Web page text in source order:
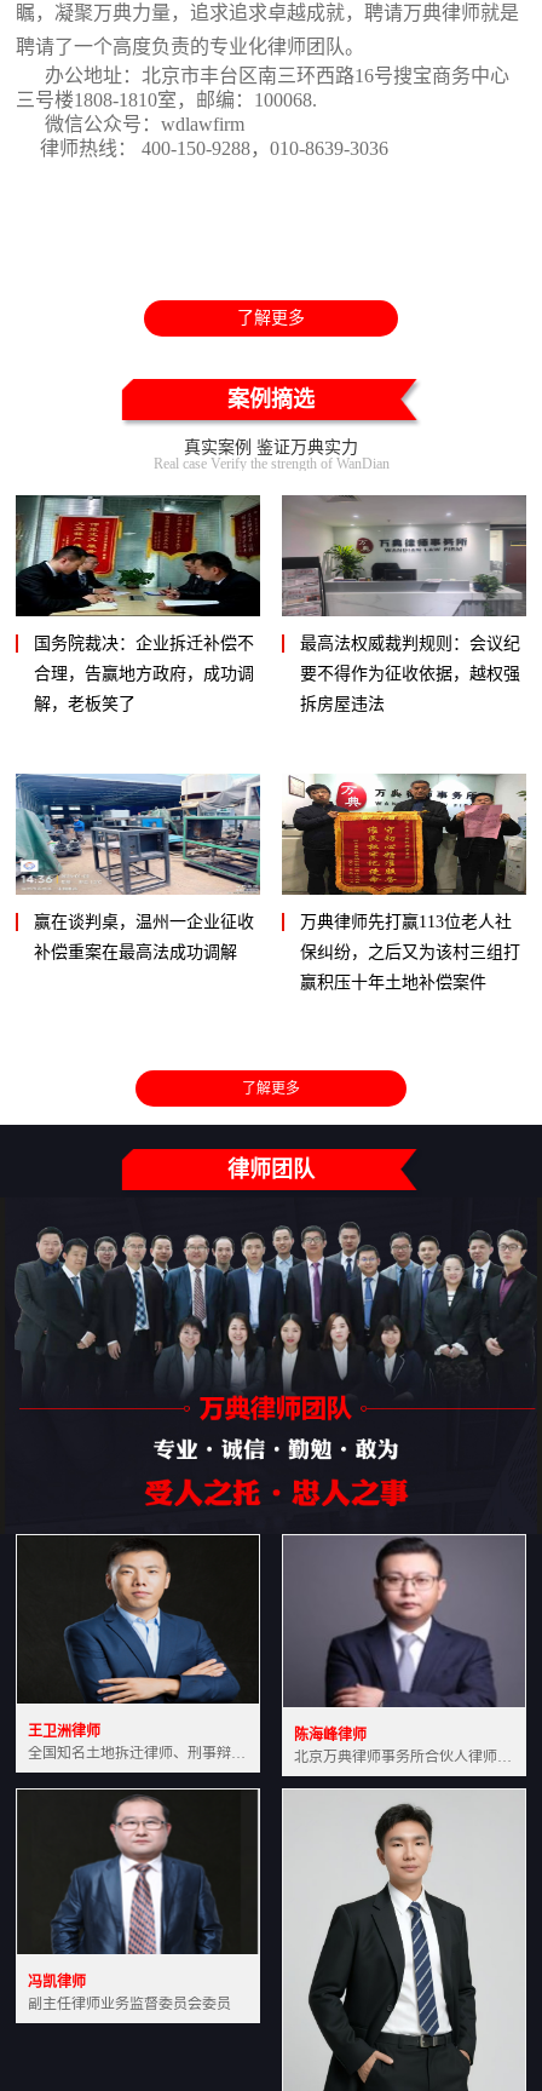
瞩，凝聚万典力量，追求追求卓越成就，聘请万典律师就是
聘请了一个高度负责的专业化律师团队。
办公地址：北京市丰台区南三环西路16号搜宝商务中心
三号楼1808-1810室 ，邮编：100068.
微信公众号：wdlawfirm
律师热线： 400-150-9288，010-8639-3036
了解更多
案例摘选
真实案例 鉴证万典实力
Real case Verify the strength of WanDian
国务院裁决：企业拆迁补偿不
合理，告赢地方政府，成功调
解，老板笑了
最高法权威裁判规则：会议纪
要不得作为征收依据，越权强
拆房屋违法
赢在谈判桌，温州一企业征收
补偿重案在最高法成功调解
万典律师先打赢113位老人社
保纠纷，之后又为该村三组打
赢积压十年土地补偿案件
了解更多
律师团队
王卫洲律师
全国知名土地拆迁律师、刑事辩护律师北京万典律师事务所主任中国法学会会员北京市行政法研究会理事
陈海峰律师
北京万典律师事务所合伙人律师土地房产专业资深律师
冯凯律师
副主任律师业务监督委员会委员